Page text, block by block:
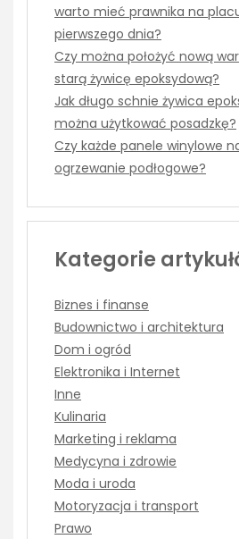
warto mieć prawnika na
pierwszego dnia?
Czy można położyć nową
starą żywicę epoksydową?
Jak długo schnie żywica
można użytkować posadzkę?
Czy każde panele winylowe
ogrzewanie podłogowe?
Kategorie
Biznes i finanse
Budownictwo i architektura
Dom i ogród
Elektronika i Internet
Inne
Kulinaria
Marketing i reklama
Medycyna i zdrowie
Moda i uroda
Motoryzacja i transport
Prawo